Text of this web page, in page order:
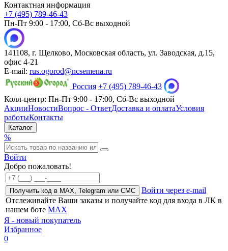
Контактная информация
+7 (495) 789-46-43
Пн-Пт 9:00 - 17:00, Сб-Вс выходной
141108, г. Щелково, Московская область, ул. Заводская, д.15,
офис 4-21
E-mail: rus.ogorod@ncsemena.ru
Россия +7 (495) 789-46-43
Колл-центр: Пн-Пт 9:00 - 17:00, Сб-Вс выходной
АкцииНовостиВопрос - ОтветДоставка и оплатаУсловия
работыКонтакты
Каталог
%
Войти
Добро пожаловать!
Получить код в MAX, Telegram или СМС
Войти через e-mail
Отслеживайте Ваши заказы и получайте код для входа в ЛК в
нашем боте MAX
Я - новый покупатель
Избранное
0